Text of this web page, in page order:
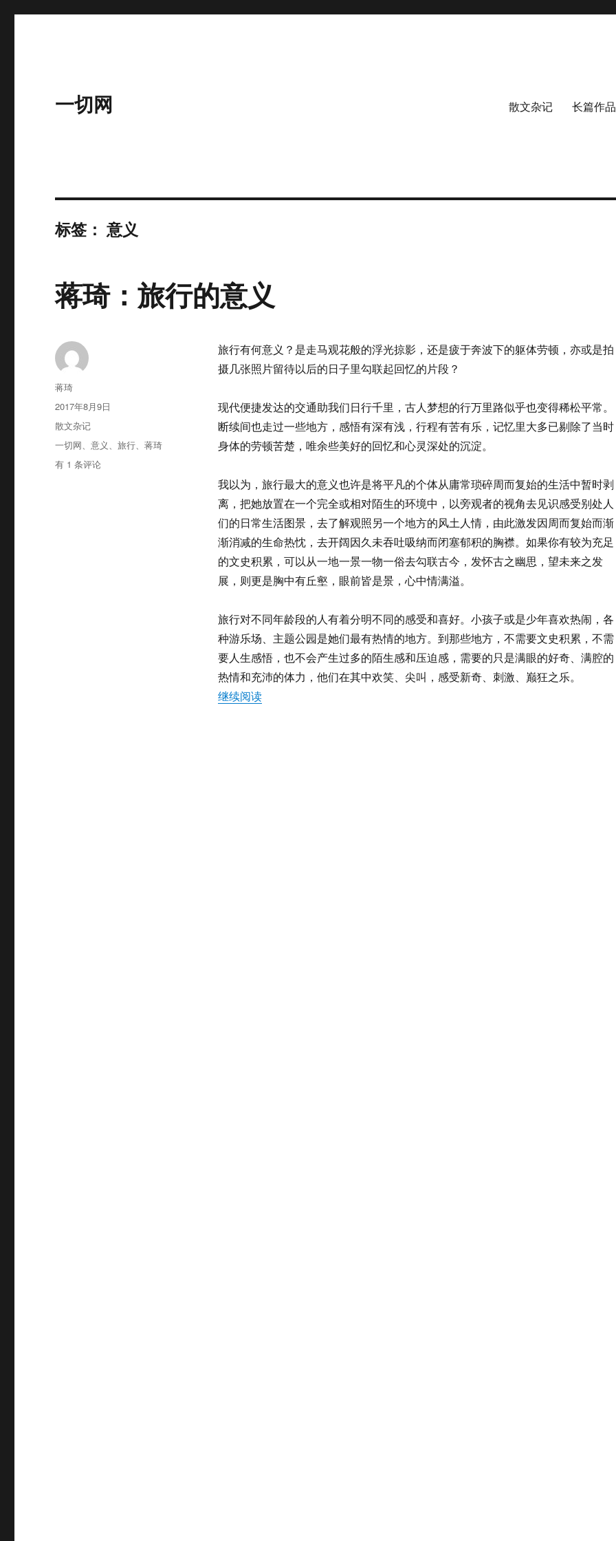
一切网 散文杂记 长篇作品
标签：意义
蒋琦：旅行的意义
旅行有何意义？是走马观花般的浮光掠影，还是疲于奔波下的躯体劳顿，亦或是拍
摄几张照片留待以后的日子里勾联起回忆的片段？
现代便捷发达的交通助我们日行千里，古人梦想的行万里路似乎也变得稀松平常。
断续间也走过一些地方，感悟有深有浅，行程有苦有乐，记忆里大多已剔除了当时
身体的劳顿苦楚，唯余些美好的回忆和心灵深处的沉淀。
我以为，旅行最大的意义也许是将平凡的个体从庸常琐碎周而复始的生活中暂时剥
离，把她放置在一个完全或相对陌生的环境中，以旁观者的视角去见识感受别处人
们的日常生活图景，去了解观照另一个地方的风土人情，由此激发因周而复始而渐
渐消减的生命热忱，去开阔因久未吞吐吸纳而闭塞郁积的胸襟。如果你有较为充足
的文史积累，可以从一地一景一物一俗去勾联古今，发怀古之幽思，望未来之发
展，则更是胸中有丘壑，眼前皆是景，心中情满溢。
旅行对不同年龄段的人有着分明不同的感受和喜好。小孩子或是少年喜欢热闹，各
种游乐场、主题公园是她们最有热情的地方。到那些地方，不需要文史积累，不需
要人生感悟，也不会产生过多的陌生感和压迫感，需要的只是满眼的好奇、满腔的
热情和充沛的体力，他们在其中欢笑、尖叫，感受新奇、刺激、巅狂之乐。
继续阅读“蒋琦：旅行的意义”
作
者
蒋琦
发
布
于
2017年8月9日
分
散文杂记
标
签
一切网、意义、旅行、蒋琦
蒋
有 1 条评论